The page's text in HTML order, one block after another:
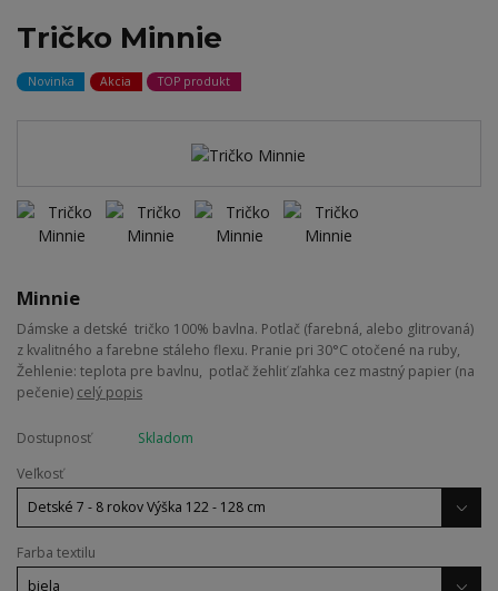
Tričko Minnie
Novinka Akcia TOP produkt
Minnie
Dámske a detské tričko 100% bavlna. Potlač (farebná, alebo glitrovaná)
z kvalitného a farebne stáleho flexu. Pranie pri 30°C otočené na ruby,
Žehlenie: teplota pre bavlnu, potlač žehliť zľahka cez mastný papier (na
pečenie) celý popis
Dostupnosť
Skladom
Veľkosť
Farba textilu